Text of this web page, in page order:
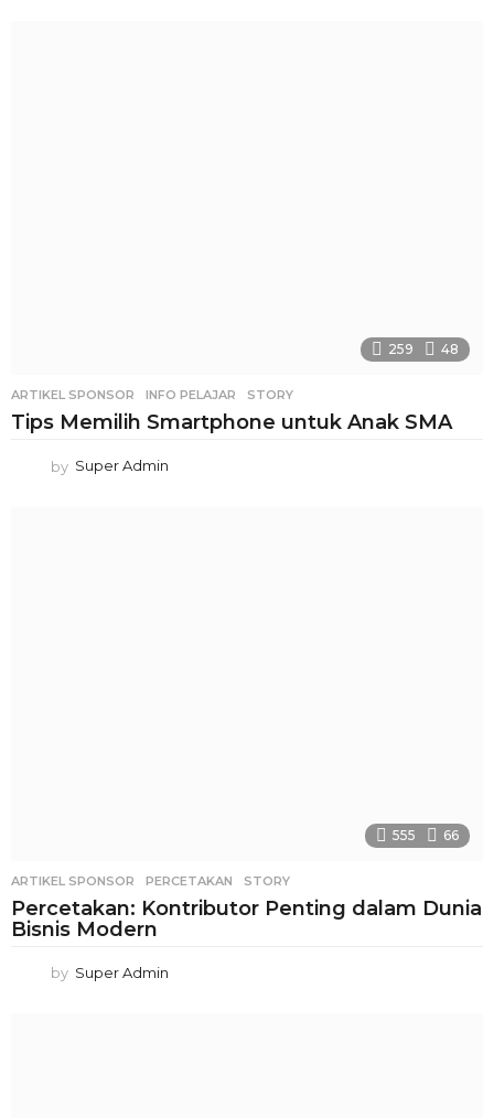
259 48
ARTIKEL SPONSOR ,INFO PELAJAR STORY
Tips Memilih Smartphone untuk Anak SMA
by Super Admin
555 66
ARTIKEL SPONSOR PERCETAKAN ,STORY
Percetakan: Kontributor Penting dalam Dunia
Bisnis Modern
by Super Admin